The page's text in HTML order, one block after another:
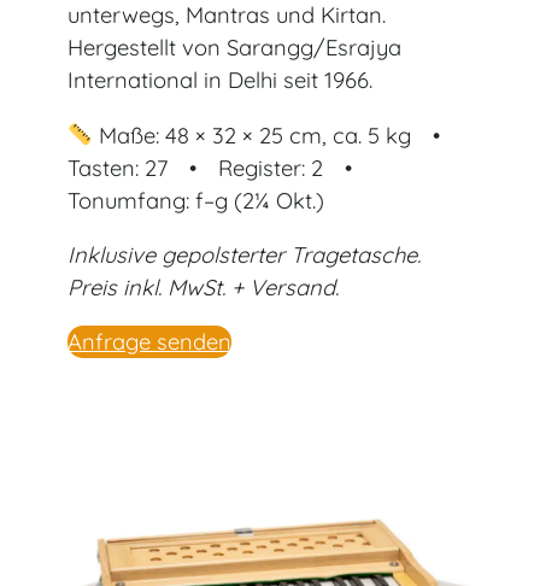
unterwegs, Mantras und Kirtan.
Hergestellt von Sarangg/Esrajya
International in Delhi seit 1966.
Maße: 48 × 32 × 25 cm, ca. 5 kg •
Tasten: 27 • Register: 2 •
Tonumfang: f–g (2¼ Okt.)
Inklusive gepolsterter Tragetasche.
Preis inkl. MwSt. + Versand.
Anfrage senden